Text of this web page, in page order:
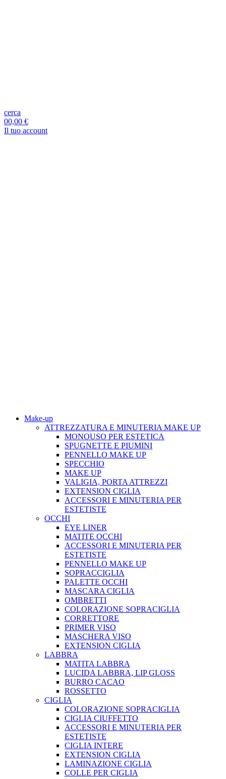
cerca
00,00 €
Il tuo account
Make-up
ATTREZZATURA E MINUTERIA MAKE UP
MONOUSO PER ESTETICA
SPUGNETTE E PIUMINI
PENNELLO MAKE UP
SPECCHIO
MAKE UP
VALIGIA, PORTA ATTREZZI
EXTENSION CIGLIA
ACCESSORI E MINUTERIA PER
ESTETISTE
OCCHI
EYE LINER
MATITE OCCHI
ACCESSORI E MINUTERIA PER
ESTETISTE
PENNELLO MAKE UP
SOPRACCIGLIA
PALETTE OCCHI
MASCARA CIGLIA
OMBRETTI
COLORAZIONE SOPRACIGLIA
CORRETTORE
PRIMER VISO
MASCHERA VISO
EXTENSION CIGLIA
LABBRA
MATITA LABBRA
LUCIDA LABBRA, LIP GLOSS
BURRO CACAO
ROSSETTO
CIGLIA
COLORAZIONE SOPRACIGLIA
CIGLIA CIUFFETTO
ACCESSORI E MINUTERIA PER
ESTETISTE
CIGLIA INTERE
EXTENSION CIGLIA
LAMINAZIONE CIGLIA
COLLE PER CIGLIA